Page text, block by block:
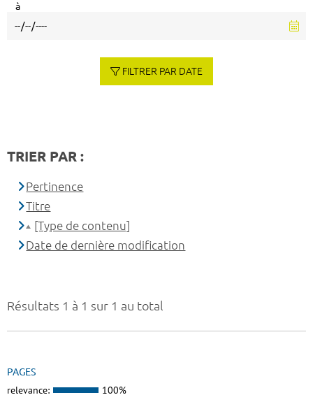
Résultats 1 à 1 sur 1 au total
PAGES
relevance: 100%
à
FILTRER PAR DATE
TRIER PAR :
Pertinence
Titre
[Type de contenu]
Date de dernière modification